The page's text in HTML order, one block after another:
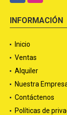
INFORMACIÓN
Inicio
Ventas
Alquiler
Nuestra
Contáctenos
Políticas de